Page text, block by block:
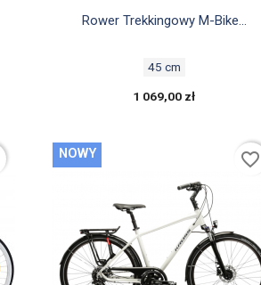
Szybki podgląd
Rower Trekkingowy M-Bike...
45 cm
1 069,00 zł
NOWY favorite_border